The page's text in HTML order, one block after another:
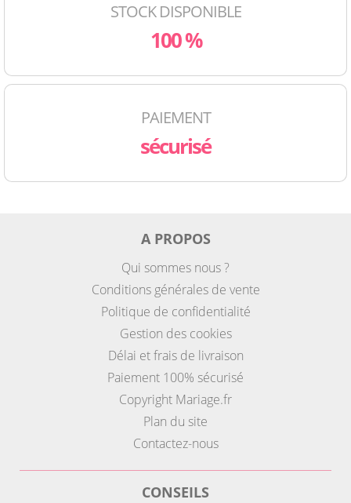
STOCK DISPONIBLE
100 %
PAIEMENT
sécurisé
A PROPOS
Qui sommes nous ?
Conditions générales de vente
Politique de confidentialité
Gestion des cookies
Délai et frais de livraison
Paiement 100% sécurisé
Copyright Mariage.fr
Plan du site
Contactez-nous
CONSEILS